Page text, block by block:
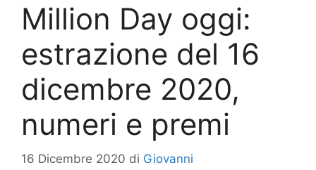
Million Day oggi:
estrazione del 16
dicembre 2020,
numeri e premi
16 Dicembre 2020 di Giovanni